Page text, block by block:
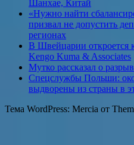
Шанхае, Китай
«Нужно найти
призвал не допустить
регионах
В Швейцарии откроется
Kengo Kuma & Associates
Мутко рассказал о
Спецслужбы Польши:
выдворены из страны в
Тема WordPress: Mercia от